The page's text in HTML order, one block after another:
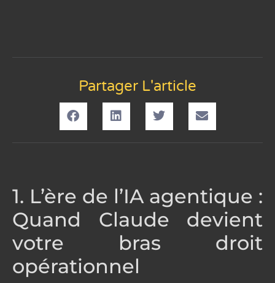
Partager L'article
1. L’ère de l’IA agentique :
Quand Claude devient
votre bras droit
opérationnel